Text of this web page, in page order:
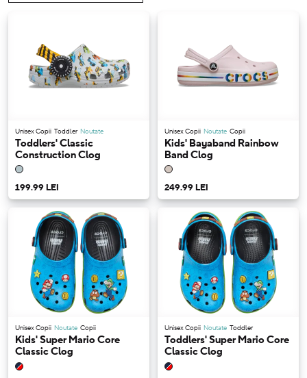
Unisex Copii Toddler Noutate
Toddlers' Classic
Construction Clog
199.99 LEI
Unisex Copii Noutate Copii
Kids' Bayaband Rainbow
Band Clog
249.99 LEI
Unisex Copii Noutate Copii
Kids' Super Mario Core
Classic Clog
Unisex Copii Noutate Toddler
Toddlers' Super Mario Core
Classic Clog